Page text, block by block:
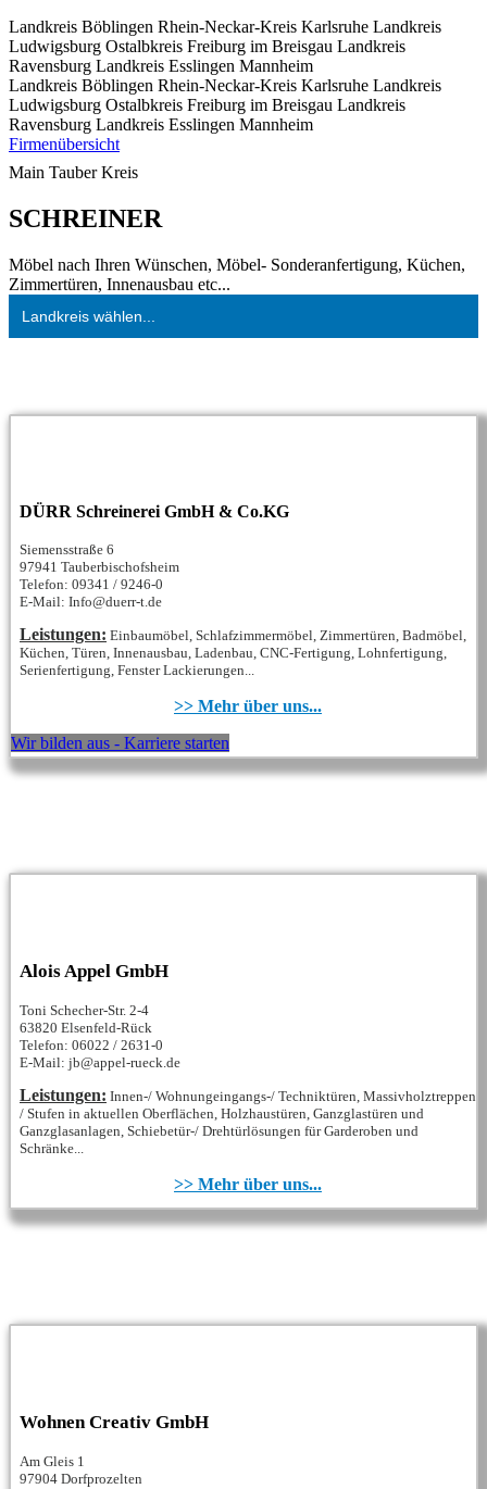
Landkreis Böblingen Rhein-Neckar-Kreis Karlsruhe Landkreis
Ludwigsburg Ostalbkreis Freiburg im Breisgau Landkreis
Ravensburg Landkreis Esslingen Mannheim
Landkreis Böblingen Rhein-Neckar-Kreis Karlsruhe Landkreis
Ludwigsburg Ostalbkreis Freiburg im Breisgau Landkreis
Ravensburg Landkreis Esslingen Mannheim
Firmenübersicht
Main Tauber Kreis
SCHREINER
Möbel nach Ihren Wünschen, Möbel- Sonderanfertigung, Küchen,
Zimmertüren, Innenausbau etc...
Landkreis wählen...
DÜRR Schreinerei GmbH & Co.KG
Siemensstraße 6
97941 Tauberbischofsheim
Telefon: 09341 / 9246-0
E-Mail: Info@duerr-t.de
Leistungen: Einbaumöbel, Schlafzimmermöbel, Zimmertüren, Badmöbel,
Küchen, Türen, Innenausbau, Ladenbau, CNC-Fertigung, Lohnfertigung,
Serienfertigung, Fenster Lackierungen...
>> Mehr über uns...
Wir bilden aus - Karriere starten
Alois Appel GmbH
Toni Schecher-Str. 2-4
63820 Elsenfeld-Rück
Telefon: 06022 / 2631-0
E-Mail: jb@appel-rueck.de
Leistungen: Innen-/ Wohnungeingangs-/ Techniktüren, Massivholztreppen
/ Stufen in aktuellen Oberflächen, Holzhaustüren, Ganzglastüren und
Ganzglasanlagen, Schiebetür-/ Drehtürlösungen für Garderoben und
Schränke...
>> Mehr über uns...
Wohnen Creativ GmbH
Am Gleis 1
97904 Dorfprozelten